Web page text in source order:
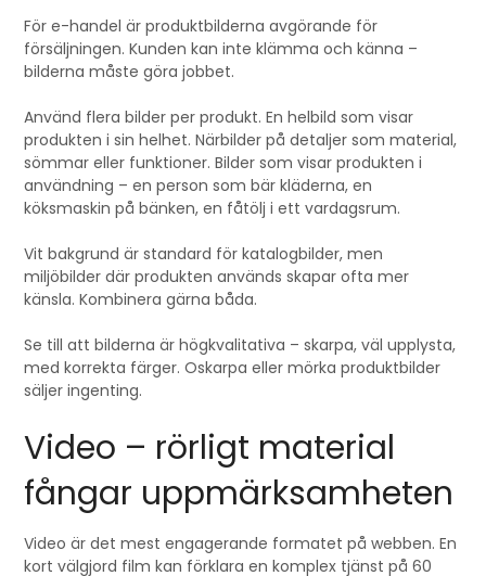
För e-handel är produktbilderna avgörande för
försäljningen. Kunden kan inte klämma och känna –
bilderna måste göra jobbet.
Använd flera bilder per produkt. En helbild som visar
produkten i sin helhet. Närbilder på detaljer som material,
sömmar eller funktioner. Bilder som visar produkten i
användning – en person som bär kläderna, en
köksmaskin på bänken, en fåtölj i ett vardagsrum.
Vit bakgrund är standard för katalogbilder, men
miljöbilder där produkten används skapar ofta mer
känsla. Kombinera gärna båda.
Se till att bilderna är högkvalitativa – skarpa, väl upplysta,
med korrekta färger. Oskarpa eller mörka produktbilder
säljer ingenting.
Video – rörligt material
fångar uppmärksamheten
Video är det mest engagerande formatet på webben. En
kort välgjord film kan förklara en komplex tjänst på 60